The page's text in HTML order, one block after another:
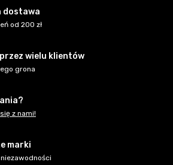
dostawa
od 200 zł
wielu klientów
grona
z nami!
marki